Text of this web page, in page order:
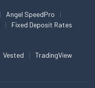
Angel SpeedPro
Fixed Deposit Rates
Vested TradingView